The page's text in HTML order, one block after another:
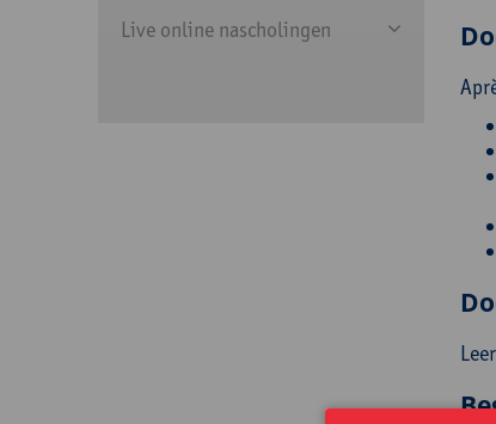
Live online nascholingen